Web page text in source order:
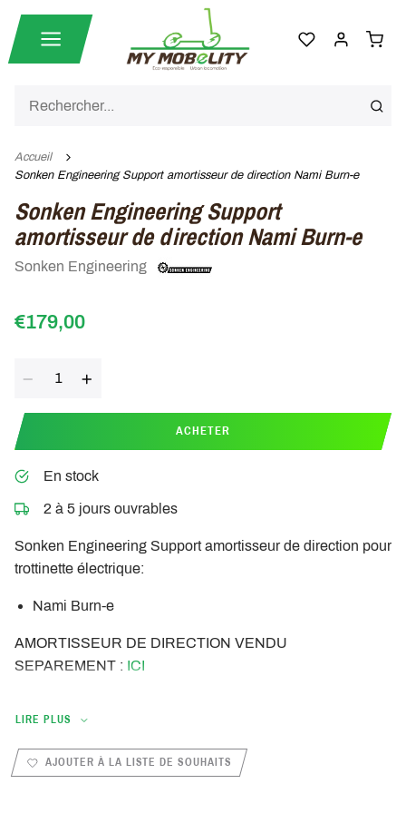
Accueil
Sonken Engineering Support amortisseur de direction Nami Burn-e
Sonken Engineering Support
amortisseur de direction Nami Burn-e
Sonken Engineering
€179,00
ACHETER
En stock
2 à 5 jours ouvrables
Sonken Engineering Support amortisseur de direction pour
trottinette électrique:
Nami Burn-e
AMORTISSEUR DE DIRECTION VENDU
SEPAREMENT : ICI
LIRE PLUS
AJOUTER À LA LISTE DE SOUHAITS